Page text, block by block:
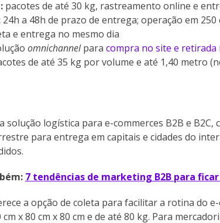
pacotes de até 30 kg, rastreamento online e
24h a 48h de prazo de entrega; operação em 250
e entrega no mesmo dia
omnichannelpara compra no site e retirada
de até 35 kg por volume e até 1,40 metro
solução logística para e-commerces B2B e B2C,
para entrega em capitais e cidades do
7 tendências de marketing B2B para ficar
a opção de coleta para facilitar a rotina do
x 80 cm x 80 cm e de até 80 kg. Para